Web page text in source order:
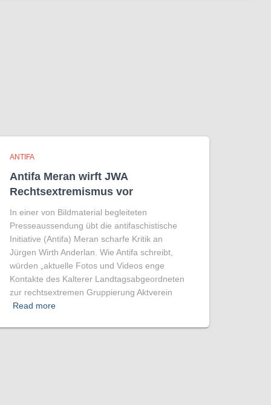
ANTIFA
Antifa Meran wirft JWA
Rechtsextremismus vor
In einer von Bildmaterial begleiteten
Presseaussendung übt die antifaschistische
Initiative (Antifa) Meran scharfe Kritik an
Jürgen Wirth Anderlan. Wie Antifa schreibt,
würden „aktuelle Fotos und Videos enge
Kontakte des Kalterer Landtagsabgeordneten
zur rechtsextremen Gruppierung Aktverein
Read more